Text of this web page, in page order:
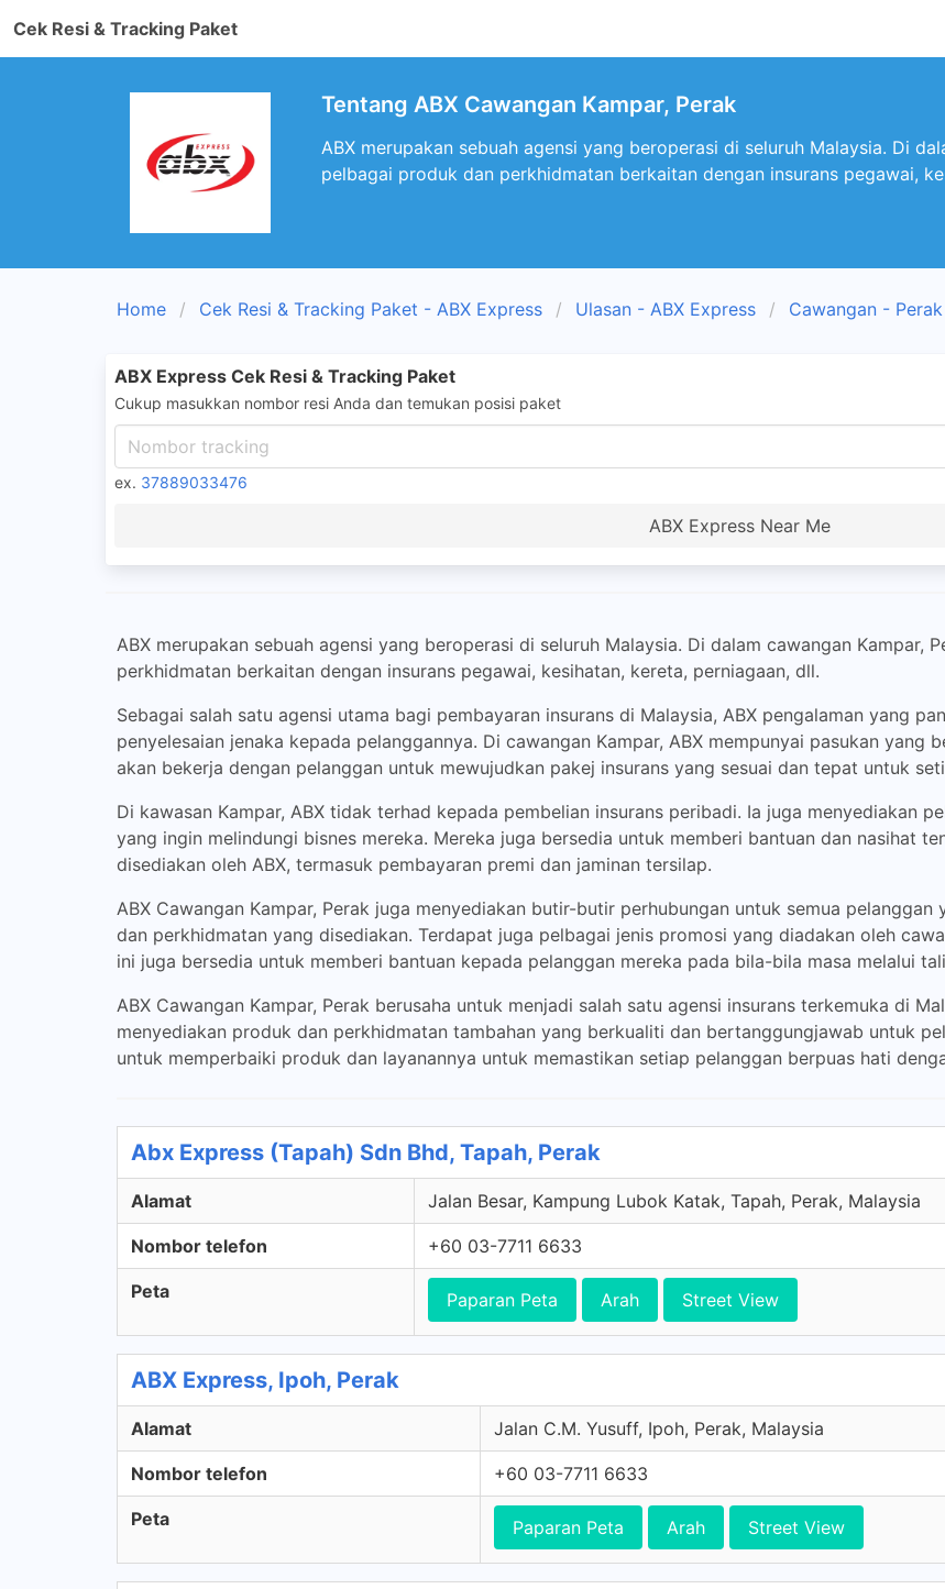
Cek Resi & Tracking Paket
Tentang ABX Cawangan Kampar, Perak
ABX merupakan sebuah agensi yang beroperasi di seluruh Malaysia. Di
pelbagai produk dan perkhidmatan berkaitan dengan insurans pegawai,
Home Cek Resi & Tracking Paket - ABX Express Ulasan - ABX Express Cawangan - Perak
ABX Express Cek Resi & Tracking Paket
Cukup masukkan nombor resi Anda dan temukan posisi paket
ex. 37889033476
ABX Express Near Me
ABX merupakan sebuah agensi yang beroperasi di seluruh Malaysia. Di dalam cawangan Kampar,
perkhidmatan berkaitan dengan insurans pegawai, kesihatan, kereta, perniagaan, dll.
Sebagai salah satu agensi utama bagi pembayaran insurans di Malaysia, ABX pengalaman yang
penyelesaian jenaka kepada pelanggannya. Di cawangan Kampar, ABX mempunyai pasukan yang
akan bekerja dengan pelanggan untuk mewujudkan pakej insurans yang sesuai dan tepat untuk
Di kawasan Kampar, ABX tidak terhad kepada pembelian insurans peribadi. Ia juga menyediakan
yang ingin melindungi bisnes mereka. Mereka juga bersedia untuk memberi bantuan dan nasihat
disediakan oleh ABX, termasuk pembayaran premi dan jaminan tersilap.
ABX Cawangan Kampar, Perak juga menyediakan butir-butir perhubungan untuk semua
dan perkhidmatan yang disediakan. Terdapat juga pelbagai jenis promosi yang diadakan oleh
ini juga bersedia untuk memberi bantuan kepada pelanggan mereka pada bila-bila masa melalui
ABX Cawangan Kampar, Perak berusaha untuk menjadi salah satu agensi insurans terkemuka di
menyediakan produk dan perkhidmatan tambahan yang berkualiti dan bertanggungjawab untuk
untuk memperbaiki produk dan layanannya untuk memastikan setiap pelanggan berpuas hati
Abx Express (Tapah) Sdn Bhd, Tapah, Perak
Alamat Jalan Besar, Kampung Lubok Katak, Tapah, Perak, Malaysia
Nombor telefon +60 03-7711 6633
Peta Paparan Peta Arah Street View
ABX Express, Ipoh, Perak
Alamat Jalan C.M. Yusuff, Ipoh, Perak, Malaysia
Nombor telefon +60 03-7711 6633
Peta Paparan Peta Arah Street View